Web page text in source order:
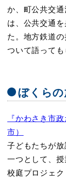
か、町公共交
は、公共交通
た。地方鉄道
ついて語っても
ぼくら
『かわさき市
市）
子どもたちが
一つとして、
校庭プロジェ